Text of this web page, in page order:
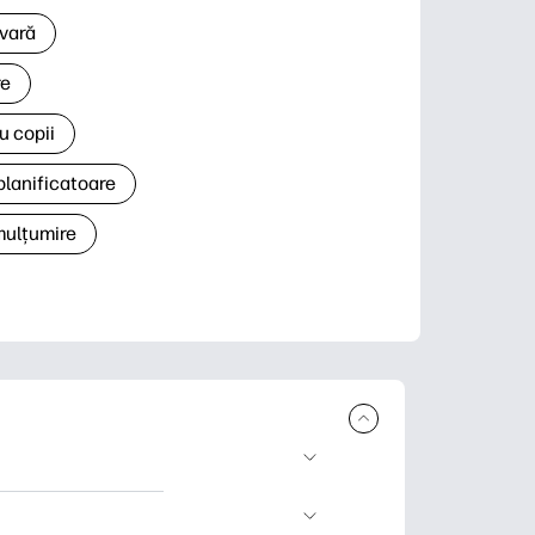
copii